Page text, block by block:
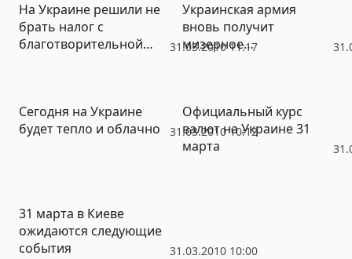
31.03.2010 11:17
На Украине решили не
брать налог с
благотворительной
Украинская армия
вновь получит
мизерное
31.03.2010 10:12
Сегодня на Украине
будет тепло и облачно
Официальный курс
валют на Украине 31
марта
31.03.2010 10:00
31 марта в Киеве
ожидаются следующие
события